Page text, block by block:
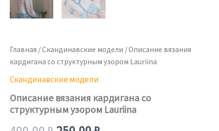
Главная /Скандинавские модели / Описание вязания
кардигана со структурным узором Lauriina
Скандинавские модели
Описание вязания кардигана со
структурным узором Lauriina